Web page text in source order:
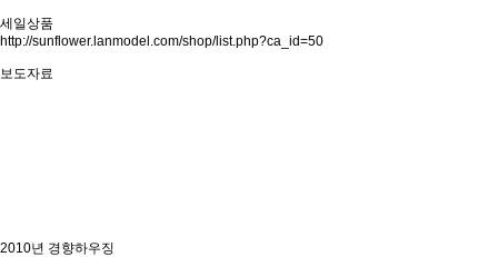
세일상품
http://sunflower.lanmodel.com/shop/list.php?ca_id=50
보도자료
2010년 경향하우징